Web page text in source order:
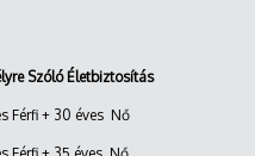
Szóló Életbiztosítás
Férfi + 30 éves Nő